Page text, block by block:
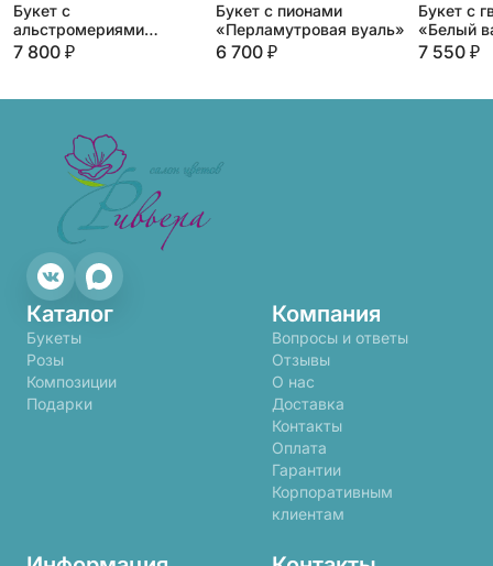
Букет с
альстромериями
«Яркое утро»
7 800 ₽
Букет с пионами
«Перламутровая вуаль»
6 700 ₽
Букет с
«Белый
7 550 ₽
Каталог
Букеты
Розы
Композиции
Подарки
Компания
Вопросы и ответы
Отзывы
О нас
Доставка
Контакты
Оплата
Гарантии
Корпоративным
клиентам